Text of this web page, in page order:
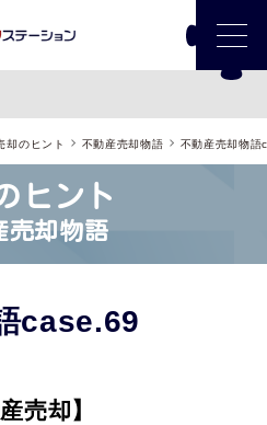
却のヒント 不動産売却物語 不動産売却物
ヒント
売却物語
case.69
売却】